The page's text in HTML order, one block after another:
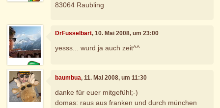
83064 Raubling
DrFusselbart, 10. Mai 2008, um 23:00
yesss... wurd ja auch zeit^^
baumbua, 11. Mai 2008, um 11:30
danke für euer mitgefühl;-)
domas: raus aus franken und durch münchen